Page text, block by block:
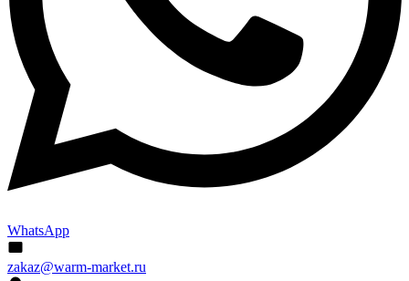
WhatsApp
zakaz@warm-market.ru